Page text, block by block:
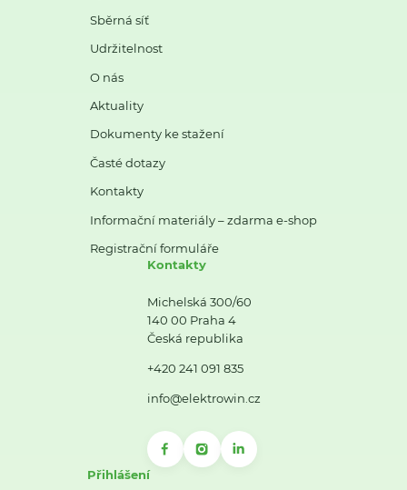
Sběrná síť
Udržitelnost
O nás
Aktuality
Dokumenty ke stažení
Časté dotazy
Kontakty
Informační materiály – zdarma e-shop
Registrační formuláře
Kontakty
Michelská 300/60
140 00 Praha 4
Česká republika
+420 241 091 835
info@elektrowin.cz
Přihlášení